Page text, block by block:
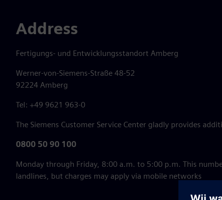
Address
Fertigungs- und Entwicklungsstandort Amberg
Werner-von-Siemens-Straße 48-52
92224 Amberg
Tel: +49 9621 963-0
The Siemens Customer Service Center gladly provides
0800 50 90 100
Monday through Friday, 8:00 a.m. to 5:00 p.m. This
landlines, but charges may apply via mobile networks